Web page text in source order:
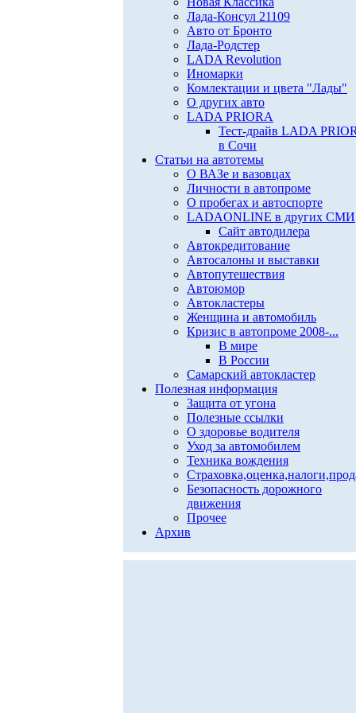
Лада-Консул 21109
Авто от Бронто
Лада-Родстер
LADA Revolution
Иномарки
Комлектации и цвета "Лады"
О других авто
LADA PRIORA
Тест-драйв LADA
в Сочи
Статьи на автотемы
О ВАЗе и вазовцах
Личности в автопроме
О пробегах и автоспорте
LADAONLINE в других СМИ
Сайт автодилера
Автокредитование
Автосалоны и выставки
Автопутешествия
Автоюмор
Автокластеры
Женщина и автомобиль
Кризис в автопроме 2008-...
В мире
В России
Самарский автокластер
Полезная информация
Защита от угона
Полезные ссылки
О здоровье водителя
Уход за автомобилем
Техника вождения
Безопасность дорожного
движения
Прочее
Архив